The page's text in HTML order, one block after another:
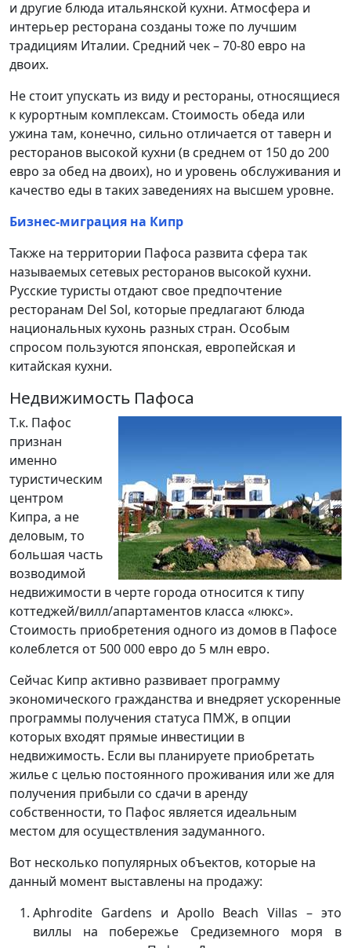
и другие блюда итальянской кухни. Атмосфера и
интерьер ресторана созданы тоже по лучшим
традициям Италии. Средний чек – 70-80 евро на
двоих.
Не стоит упускать из виду и рестораны, относящиеся
к курортным комплексам. Стоимость обеда или
ужина там, конечно, сильно отличается от таверн и
ресторанов высокой кухни (в среднем от 150 до 200
евро за обед на двоих), но и уровень обслуживания и
качество еды в таких заведениях на высшем уровне.
Бизнес-миграция на Кипр
Также на территории Пафоса развита сфера так
называемых сетевых ресторанов высокой кухни.
Русские туристы отдают свое предпочтение
ресторанам Del Sol, которые предлагают блюда
национальных кухонь разных стран. Особым
спросом пользуются японская, европейская и
китайская кухни.
Недвижимость Пафоса
Т.к. Пафос
признан
именно
туристическим
центром
Кипра, а не
деловым, то
большая часть
возводимой
недвижимости в черте города относится к типу
коттеджей/вилл/апартаментов класса «люкс».
Стоимость приобретения одного из домов в Пафосе
колеблется от 500 000 евро до 5 млн евро.
Сейчас Кипр активно развивает программу
экономического гражданства и внедряет ускоренные
программы получения статуса ПМЖ, в опции
которых входят прямые инвестиции в
недвижимость. Если вы планируете приобретать
жилье с целью постоянного проживания или же для
получения прибыли со сдачи в аренду
собственности, то Пафос является идеальным
местом для осуществления задуманного.
Вот несколько популярных объектов, которые на
данный момент выставлены на продажу:
Aphrodite Gardens и Apollo Beach Villas – это
виллы на побережье Средиземного моря в